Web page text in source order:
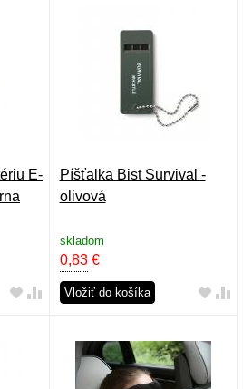
E-
Píšťalka Bist Survival -
olivová
skladom
0,83€
Vložiť do košíka